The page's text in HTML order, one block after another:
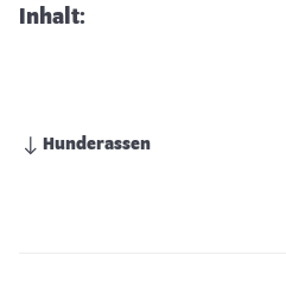
Inhalt:
Hunderassen